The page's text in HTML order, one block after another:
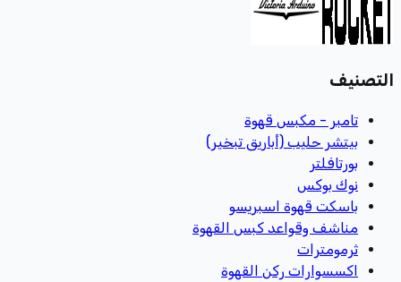
التصنيف
تامبر - مكبس قهوة
بيتشر حليب (أباريق تبخير)
بورتافلتر
نوك بوكس
باسكت قهوة اسبريسو
مناشف وقواعد كبس القهوة
ثرمومترات
اكسسوارات ركن القهوة